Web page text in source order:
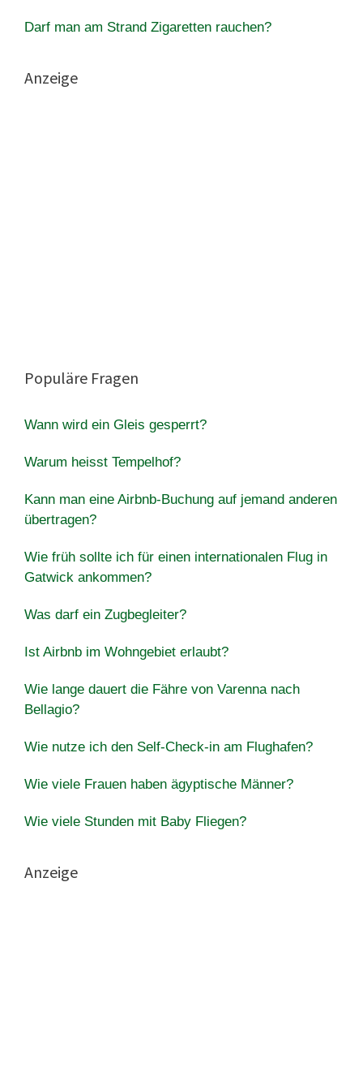
Darf man am Strand Zigaretten rauchen?
Anzeige
Populäre Fragen
Wann wird ein Gleis gesperrt?
Warum heisst Tempelhof?
Kann man eine Airbnb-Buchung auf jemand anderen
übertragen?
Wie früh sollte ich für einen internationalen Flug in
Gatwick ankommen?
Was darf ein Zugbegleiter?
Ist Airbnb im Wohngebiet erlaubt?
Wie lange dauert die Fähre von Varenna nach
Bellagio?
Wie nutze ich den Self-Check-in am Flughafen?
Wie viele Frauen haben ägyptische Männer?
Wie viele Stunden mit Baby Fliegen?
Anzeige